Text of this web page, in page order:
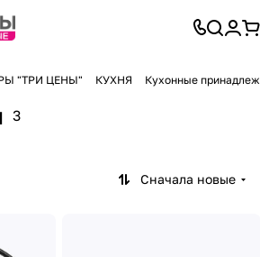
"ТРИ ЦЕНЫ" КУХНЯ Кухонные
3
Сначала новые